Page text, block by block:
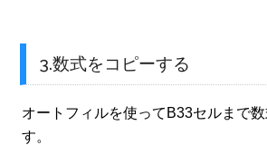
3.数式をコピーする
オートフィルを使ってB33セルまで
す。